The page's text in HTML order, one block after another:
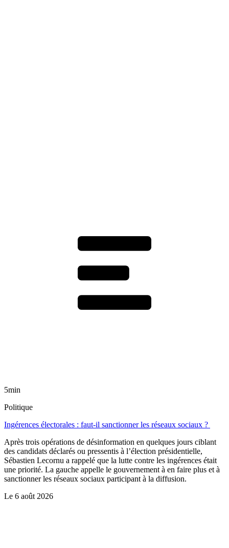
5min
Politique
Ingérences électorales : faut-il sanctionner les réseaux sociaux ?
Après trois opérations de désinformation en quelques jours ciblant
des candidats déclarés ou pressentis à l’élection présidentielle,
Sébastien Lecornu a rappelé que la lutte contre les ingérences était
une priorité. La gauche appelle le gouvernement à en faire plus et à
sanctionner les réseaux sociaux participant à la diffusion.
Le 6 août 2026